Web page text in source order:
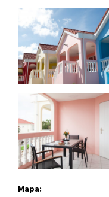
Mapa: